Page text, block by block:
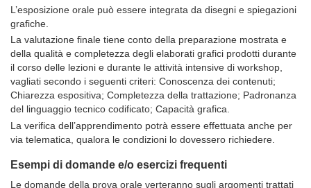
L’esposizione orale può essere integrata da disegni e spiegazioni
grafiche.
La valutazione finale tiene conto della preparazione mostrata e
della qualità e completezza degli elaborati grafici prodotti durante
il corso delle lezioni e durante le attività intensive di workshop,
vagliati secondo i seguenti criteri: Conoscenza dei contenuti;
Chiarezza espositiva; Completezza della trattazione; Padronanza
del linguaggio tecnico codificato; Capacità grafica.
La verifica dell’apprendimento potrà essere effettuata anche per
via telematica, qualora le condizioni lo dovessero richiedere.
Esempi di domande e/o esercizi frequenti
Le domande della prova orale verteranno sugli argomenti trattati